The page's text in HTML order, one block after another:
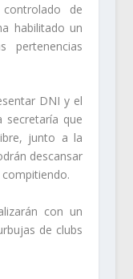
de
habilitado un
pertenencias
DNI y el
secretaría que
junto a la
descansar
con un
de clubs